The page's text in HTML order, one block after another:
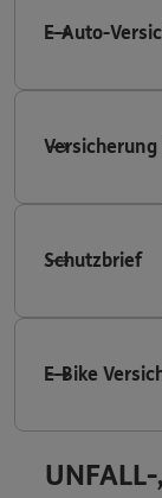
E-Auto-
Schutzbrief
E-Bike